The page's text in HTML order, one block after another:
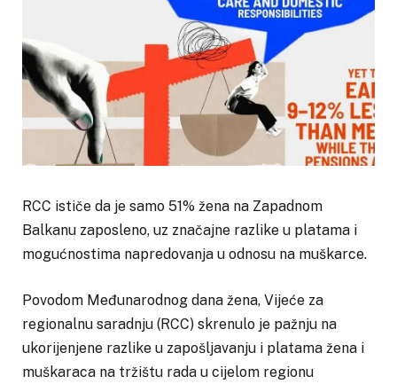
RCC ističe da je samo 51% žena na Zapadnom
Balkanu zaposleno, uz značajne razlike u platama i
mogućnostima napredovanja u odnosu na muškarce.
Povodom Međunarodnog dana žena, Vijeće za
regionalnu saradnju (RCC) skrenulo je pažnju na
ukorijenjene razlike u zapošljavanju i platama žena i
muškaraca na tržištu rada u cijelom regionu